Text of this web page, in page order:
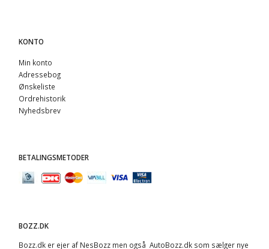
KONTO
Min konto
Adressebog
Ønskeliste
Ordrehistorik
Nyhedsbrev
BETALINGSMETODER
BOZZ.DK
Bozz.dk er ejer af NesBozz men også AutoBozz.dk som sælger nye